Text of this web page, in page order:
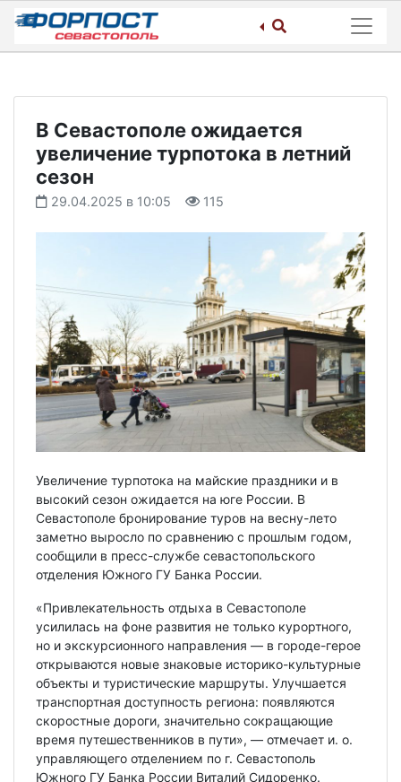
Skip
content
В Севастополе ожидается
увеличение турпотока в летний
сезон
29.04.2025 в 10:05 115
Увеличение турпотока на майские праздники и в
высокий сезон ожидается на юге России. В
Севастополе бронирование туров на весну-лето
заметно выросло по сравнению с прошлым годом,
сообщили в пресс-службе севастопольского
отделения Южного ГУ Банка России.
«Привлекательность отдыха в Севастополе
усилилась на фоне развития не только курортного,
но и экскурсионного направления — в городе-герое
открываются новые знаковые историко-культурные
объекты и туристические маршруты. Улучшается
транспортная доступность региона: появляются
скоростные дороги, значительно сокращающие
время путешественников в пути», — отмечает и. о.
управляющего отделением по г. Севастополь
Южного ГУ Банка России Виталий Сидоренко.